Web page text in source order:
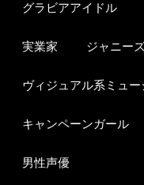
グラビアアイドル
実業家 ジャニー
ヴィジュアル系ミュー
キャンペーンガール
男性声優